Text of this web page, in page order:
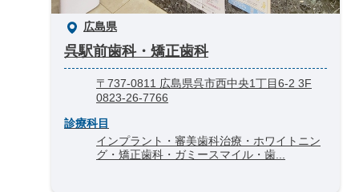
広島県
呉駅前歯科・矯正歯科
〒737-0811 広島県呉市西中央1丁目6-2 3F
0823-26-7766
診療科目
インプラント・審美歯科治療・ホワイトニン
グ・矯正歯科・ガミースマイル・歯...